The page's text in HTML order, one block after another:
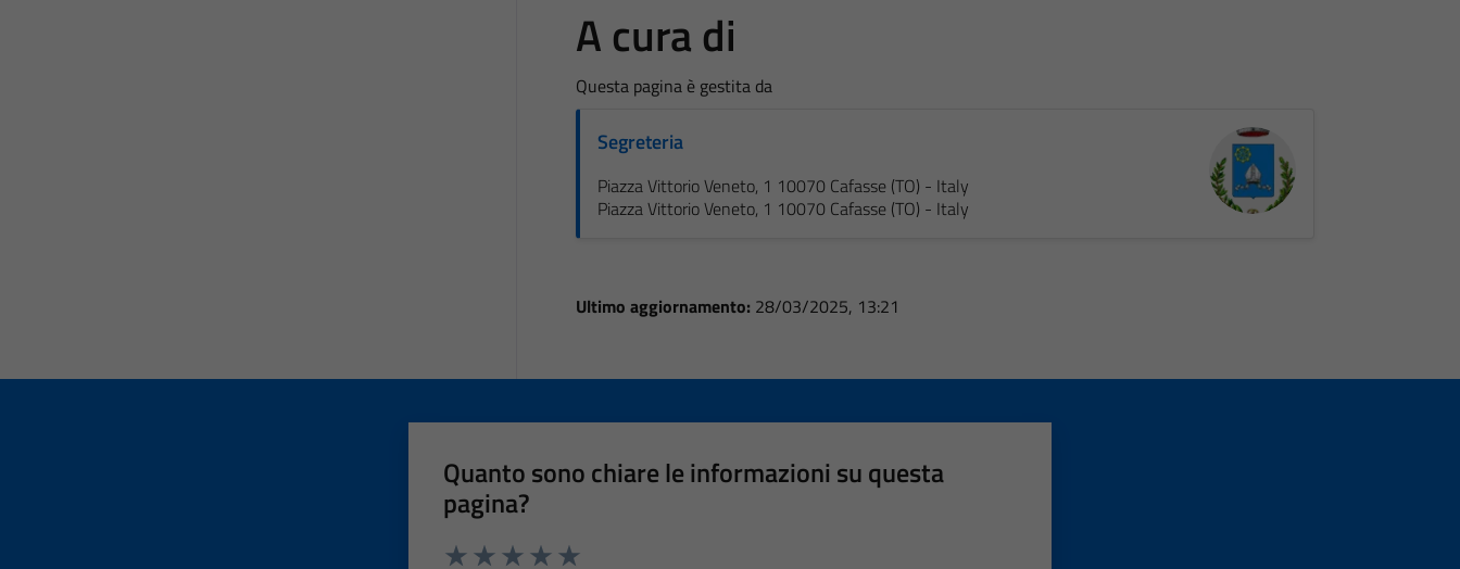
A cura di
Questa pagina è gestita da
Segreteria
Piazza Vittorio Veneto, 1 10070 Cafasse (TO) - Italy
Piazza Vittorio Veneto, 1 10070 Cafasse (TO) - Italy
Ultimo aggiornamento: 28/03/2025, 13:21
Quanto sono chiare le informazioni su questa
pagina?